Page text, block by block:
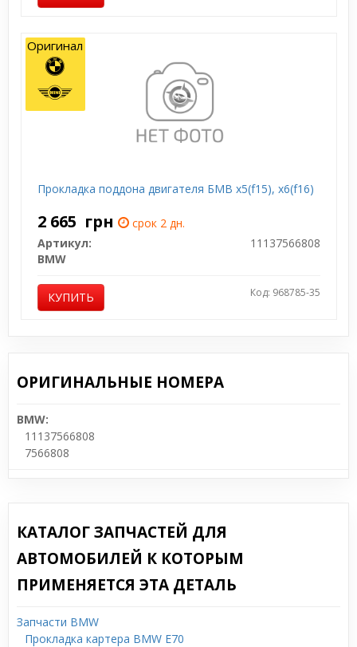
Прокладка поддона двигателя БМВ x5(f15), x6(f16)
2 665 грн
срок 2 дн.
Артикул:
11137566808
BMW
КУПИТЬ Код: 968785-35
Оригинал
ОРИГИНАЛЬНЫЕ НОМЕРА
BMW:
11137566808
7566808
КАТАЛОГ ЗАПЧАСТЕЙ ДЛЯ
АВТОМОБИЛЕЙ К КОТОРЫМ
ПРИМЕНЯЕТСЯ ЭТА ДЕТАЛЬ
Запчасти BMW
Прокладка картера BMW E70